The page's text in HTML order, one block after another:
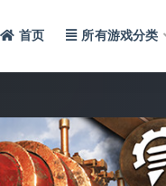
首页 所有游戏分类